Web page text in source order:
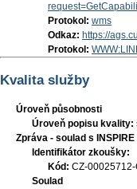
Protokol: wms
Odkaz: https://
Protokol:
Kvalita služby
Úroveň působnosti
Úroveň popisu kvality:
Zpráva - soulad s INSPIRE
Identifikátor zkoušky:
Kód: CZ-
Soulad